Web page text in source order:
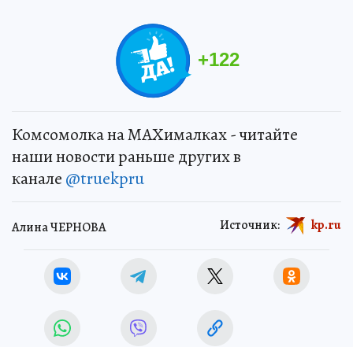
+122
Комсомолка на MAXималках - читайте
наши новости раньше других в
канале @truekpru
Алина ЧЕРНОВА Источник: kp.ru